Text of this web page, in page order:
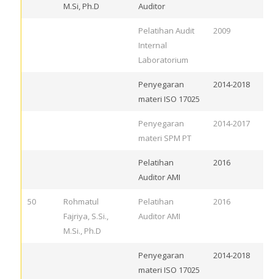
M.Si, Ph.D
Auditor
Pelatihan Audit
Internal
Laboratorium
2009
Penyegaran
materi ISO 17025
2014-2018
Penyegaran
materi SPM PT
2014-2017
Pelatihan
Auditor AMI
2016
50
Rohmatul
Fajriya, S.Si.,
M.Si., Ph.D
Pelatihan
Auditor AMI
2016
Penyegaran
materi ISO 17025
2014-2018